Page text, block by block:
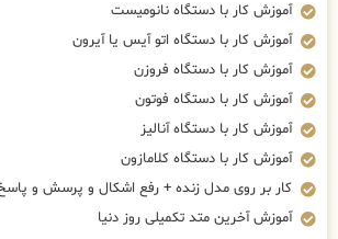
آموزش کار با دستگاه نانومیست
آموزش کار با دستگاه اتو آیس یا آیرون
آموزش کار با دستگاه فروزن
آموزش کار با دستگاه فوتون
آموزش کار با دستگاه آنالیز
آموزش کار با دستگاه کلامازون
کار بر روی مدل زنده + رفع اشکال و پرسش و
آموزش آخرین متد تکمیلی روز دنیا